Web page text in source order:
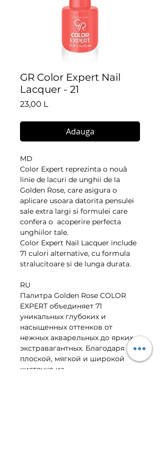
GR Color Expert Nail
Lacquer - 21
23,00 L
Adauga
MD
Color Expert reprezinta o nouă
linie de lacuri de unghii de la
Golden Rose, care asigura o
aplicare usoara datorita pensulei
sale extra largi si formulei care
confera o  acoperire perfecta
unghiilor tale.
Color Expert Nail Lacquer include
71 culori alternative, cu formula
stralucitoare si de lunga durata.
RU
Палитра Golden Rose COLOR
EXPERT объединяет 71
уникальных глубоких и
насыщенных оттенков от
нежных акварельных до ярких
экстравагантных. Благодаря
плоской, мягкой и широкой
кисточке из